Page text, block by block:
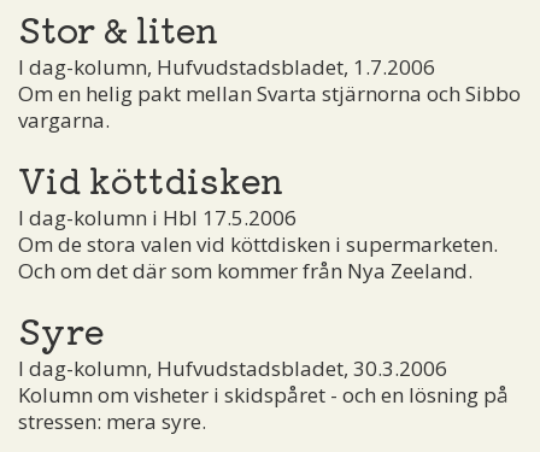
Stor & liten
I dag-kolumn, Hufvudstadsbladet, 1.7.2006
Om en helig pakt mellan Svarta stjärnorna och Sibbo
vargarna.
Vid köttdisken
I dag-kolumn i Hbl 17.5.2006
Om de stora valen vid köttdisken i supermarketen.
Och om det där som kommer från Nya Zeeland.
Syre
I dag-kolumn, Hufvudstadsbladet, 30.3.2006
Kolumn om visheter i skidspåret - och en lösning på
stressen: mera syre.